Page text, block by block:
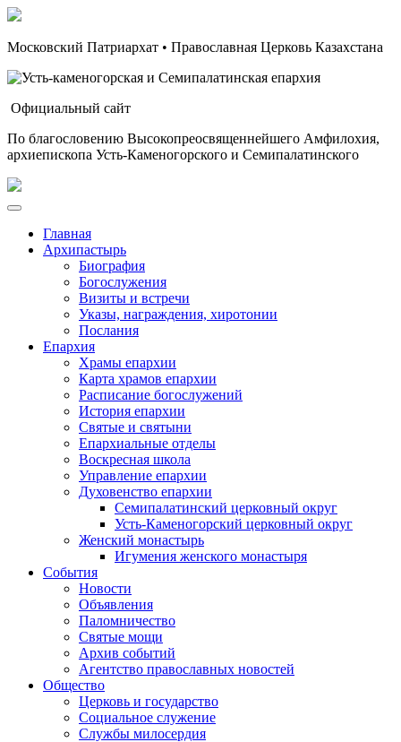
Московский Патриархат • Православная Церковь Казахстана
Официальный сайт
По благословению Высокопреосвященнейшего Амфилохия,
архиепископа Усть-Каменогорского и Семипалатинского
Главная
Архипастырь
Биография
Богослужения
Визиты и встречи
Указы, награждения, хиротонии
Послания
Епархия
Храмы епархии
Карта храмов епархии
Расписание богослужений
История епархии
Святые и святыни
Епархиальные отделы
Воскресная школа
Управление епархии
Духовенство епархии
Семипалатинский церковный округ
Усть-Каменогорский церковный округ
Женский монастырь
Игумения женского монастыря
События
Новости
Объявления
Паломничество
Святые мощи
Архив событий
Агентство православных новостей
Общество
Церковь и государство
Социальное служение
Службы милосердия